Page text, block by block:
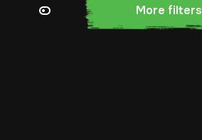
More filters